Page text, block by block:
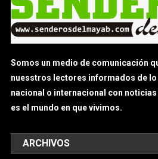
Somos un medio de comunicación
nuesstros lectores informados de lo
nacional o internacional con
es el mundo en que vivimos.
ARCHIVOS